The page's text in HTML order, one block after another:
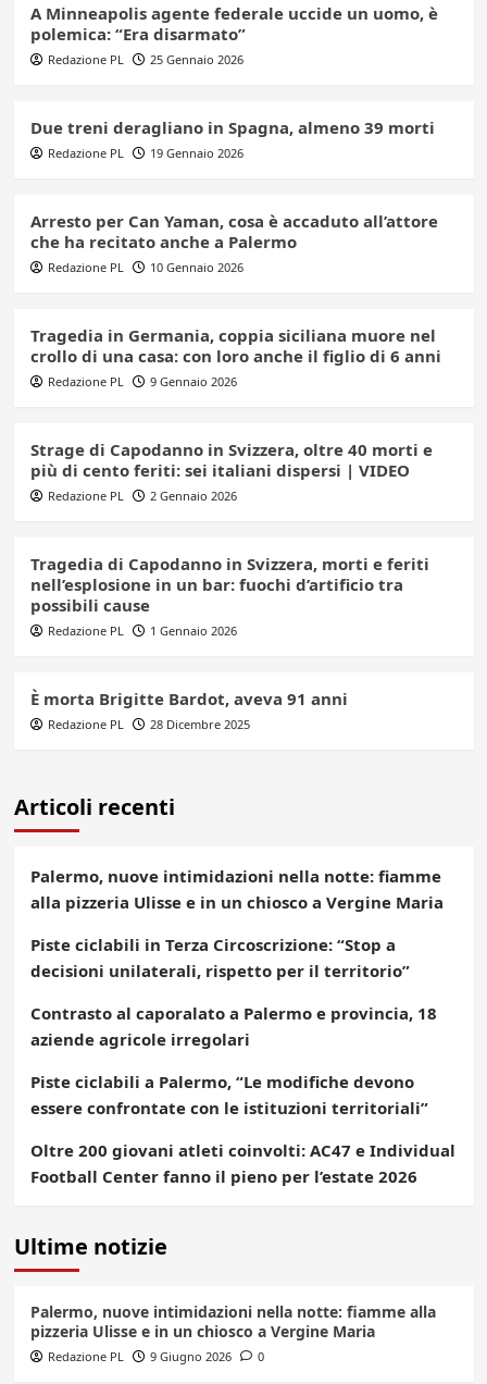
A Minneapolis agente federale uccide un uomo, è
polemica: “Era disarmato”
Redazione PL 25 Gennaio 2026
Due treni deragliano in Spagna, almeno 39 morti
Redazione PL 19 Gennaio 2026
Arresto per Can Yaman, cosa è accaduto all’attore
che ha recitato anche a Palermo
Redazione PL 10 Gennaio 2026
Tragedia in Germania, coppia siciliana muore nel
crollo di una casa: con loro anche il figlio di 6 anni
Redazione PL 9 Gennaio 2026
Strage di Capodanno in Svizzera, oltre 40 morti e
più di cento feriti: sei italiani dispersi | VIDEO
Redazione PL 2 Gennaio 2026
Tragedia di Capodanno in Svizzera, morti e feriti
nell’esplosione in un bar: fuochi d’artificio tra
possibili cause
Redazione PL 1 Gennaio 2026
È morta Brigitte Bardot, aveva 91 anni
Redazione PL 28 Dicembre 2025
Articoli recenti
Palermo, nuove intimidazioni nella notte: fiamme
alla pizzeria Ulisse e in un chiosco a Vergine Maria
Piste ciclabili in Terza Circoscrizione: “Stop a
decisioni unilaterali, rispetto per il territorio”
Contrasto al caporalato a Palermo e provincia, 18
aziende agricole irregolari
Piste ciclabili a Palermo, “Le modifiche devono
essere confrontate con le istituzioni territoriali”
Oltre 200 giovani atleti coinvolti: AC47 e Individual
Football Center fanno il pieno per l’estate 2026
Ultime notizie
Palermo, nuove intimidazioni nella notte: fiamme alla
pizzeria Ulisse e in un chiosco a Vergine Maria
Redazione PL 9 Giugno 2026 0